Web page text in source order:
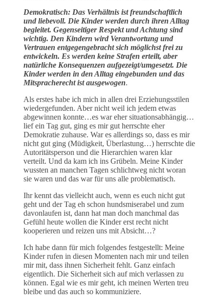
Demokratisch: Das Verhältnis ist freundschaftlich
und liebevoll. Die Kinder werden durch ihren Alltag
begleitet. Gegenseitiger Respekt und Achtung sind
wichtig. Den Kindern wird Verantwortung und
Vertrauen entgegengebracht sich möglichst frei zu
entwickeln. Es werden keine Strafen erteilt, aber
natürliche Konsequenzen aufgezeigt/umgesetzt. Die
Kinder werden in den Alltag eingebunden und das
Mitspracherecht ist ausgewogen.
Als erstes habe ich mich in allen drei Erziehungsstilen
wiedergefunden. Aber nicht weil ich jedem etwas
abgewinnen konnte…es war eher situationsabhängig…
lief ein Tag gut, ging es mir gut herrschte eher
Demokratie zuhause. War es allerdings so, dass es mir
nicht gut ging (Müdigkeit, Überlastung…) herrschte die
Autoritätsperson und die Hierarchien waren klar
verteilt. Und da kam ich ins Grübeln. Meine Kinder
wussten an manchen Tagen schlichtweg nicht woran
sie waren und das war für uns alle problematisch.
Ihr kennt das vielleicht auch, wenn es euch nicht gut
geht und der Tag eh schon hundsmiserabel und zum
davonlaufen ist, dann hat man doch manchmal das
Gefühl heute wollen die Kinder erst recht nicht
kooperieren und reizen uns mit Absicht…?
Ich habe dann für mich folgendes festgestellt: Meine
Kinder rufen in diesen Momenten nach mir und teilen
mir mit, dass ihnen Sicherheit fehlt. Ganz einfach
eigentlich. Die Sicherheit sich auf mich verlassen zu
können. Egal wie es mir geht, ich meinen Werten treu
bleibe und das auch so kommuniziere.